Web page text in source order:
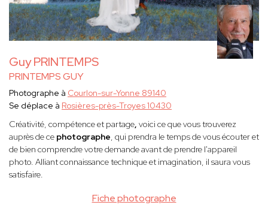
Guy PRINTEMPS
PRINTEMPS GUY
Fiche photographe
Photographe à Courlon-sur-Yonne 89140
Se déplace à Rosières-près-Troyes 10430
Créativité, compétence et partage, voici ce que vous trouverez
auprès de ce photographe, qui prendra le temps de vous écouter et
de bien comprendre votre demande avant de prendre l'appareil
photo. Alliant connaissance technique et imagination, il saura vous
satisfaire.